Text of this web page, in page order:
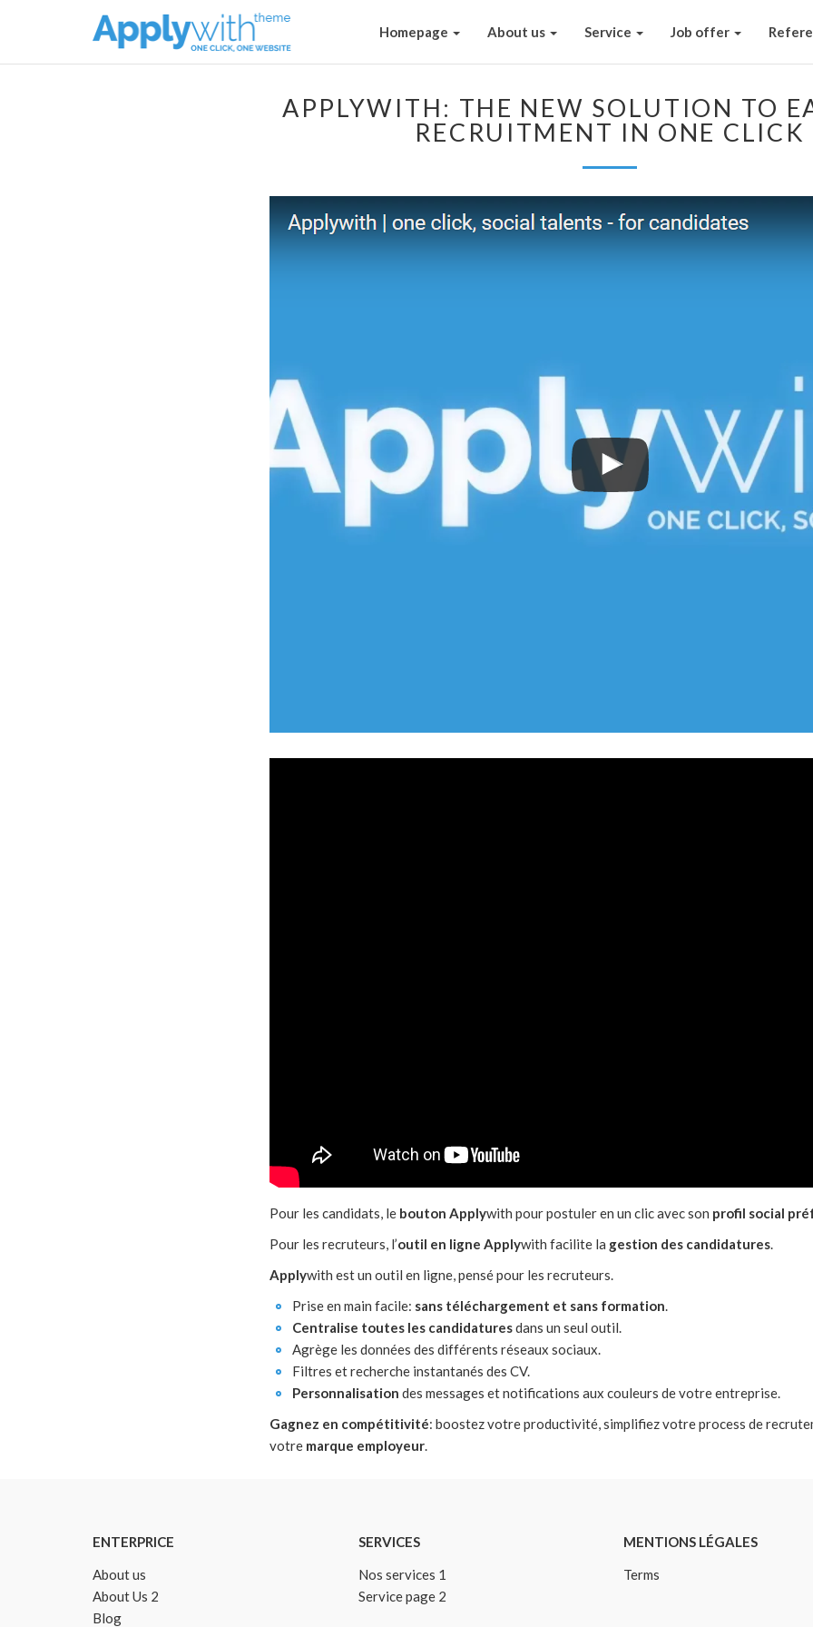
Homepage About us Service Job offer
APPLYWITH: THE NEW SOLUTION TO
RECRUITMENT IN ONE CLICK
Pour les candidats, le bouton Applywith pour postuler en un clic avec son profil social
Pour les recruteurs, l’outil en ligne Applywith facilite la gestion des candidatures.
Applywith est un outil en ligne, pensé pour les recruteurs.
Prise en main facile: sans téléchargement et sans formation.
Centralise toutes les candidaturesdans un seul outil.
Agrège les données des différents réseaux sociaux.
Filtres et recherche instantanés des CV.
Personnalisation des messages et notifications aux couleurs de votre entreprise.
Gagnez en compétitivité: boostez votre productivité, simplifiez votre process de
votre marque employeur.
ENTERPRICE
About us
About Us 2
Blog
SERVICES
Nos services 1
Service page 2
MENTIONS LÉGALES
Terms